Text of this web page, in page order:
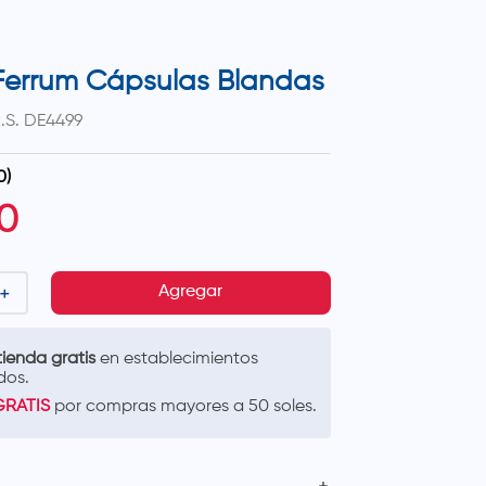
Cápsulas Blandas
DE4499
)
＋ Agregar
gratisen establecimientos
por compras mayores a 50 soles.